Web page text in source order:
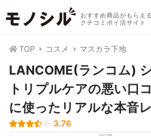
おすすめ商品がもらえる
クチコミポイ活サイト
TOP コスメ マスカラ下地
LANCOME(ランコム)
トリプルケアの悪い口
に使ったリアルな本音
3.76